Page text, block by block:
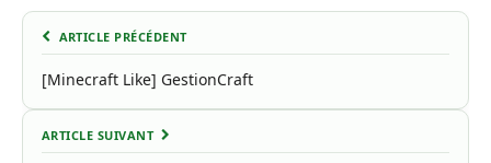
ARTICLE PRÉCÉDENT
[Minecraft Like] GestionCraft
ARTICLE SUIVANT